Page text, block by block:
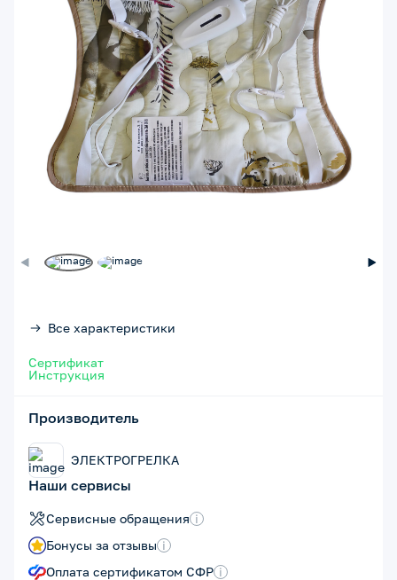
Все характеристики
Сертификат
Инструкция
Производитель
ЭЛЕКТРОГРЕЛКА
Наши сервисы
Сервисные обращения i
Бонусы за отзывы i
Оплата сертификатом СФР i